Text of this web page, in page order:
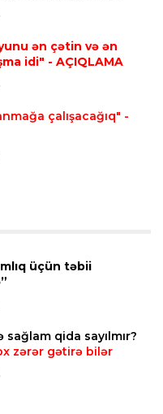
"Arsenal"da
hesabla uduzdu
ən çətin və ən
idi" - AÇIQLAMA
çalışacağıq" -
üçün təbii
qida sayılmır?
zərər gətirə bilər